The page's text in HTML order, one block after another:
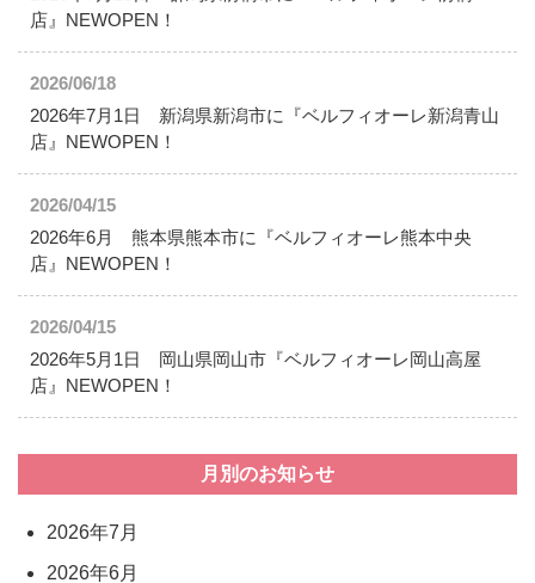
店』NEWOPEN！
2026/06/18
2026年7月1日 新潟県新潟市に『ベルフィオーレ新潟青山
店』NEWOPEN！
2026/04/15
2026年6月 熊本県熊本市に『ベルフィオーレ熊本中央
店』NEWOPEN！
2026/04/15
2026年5月1日 岡山県岡山市『ベルフィオーレ岡山高屋
店』NEWOPEN！
月別のお知らせ
2026年7月
2026年6月